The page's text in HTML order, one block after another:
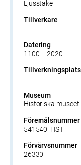
Ljusstake
Tillverkare
—
Datering
1100 – 2020
Tillverkningsplats
—
Museum
Historiska museet
Föremålsnummer
541540_HST
Förvärvsnummer
26330